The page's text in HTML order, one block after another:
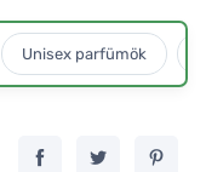
Unisex parfümök